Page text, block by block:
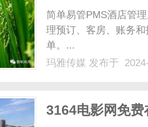
简单易管PMS酒店管
理预订、客房、账务
单。...
玛雅传媒 发布于
3164电影网免